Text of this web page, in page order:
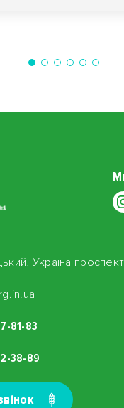
Україна
81-83
38-89